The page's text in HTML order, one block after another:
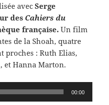
avecSerge
des Cahiers du
française.Un film
de la Shoah, quatre
proches : Ruth Elias,
et Hanna Marton.
00:00